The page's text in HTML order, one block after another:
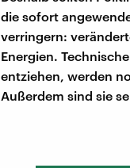
die sofort
verringern:
Energien.
entziehen, werden
Außerdem sind sie